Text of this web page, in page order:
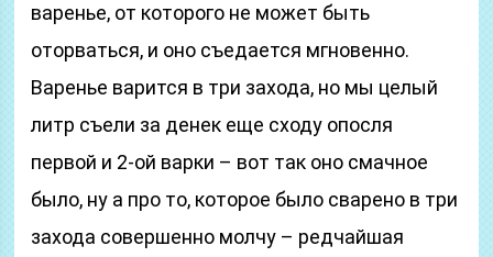
варенье, от которого не может быть
оторваться, и оно съедается мгновенно.
Варенье варится в три захода, но мы целый
литр съели за денек еще сходу опосля
первой и 2-ой варки – вот так оно смачное
было, ну а про то, которое было сварено в три
захода совершенно молчу – редчайшая